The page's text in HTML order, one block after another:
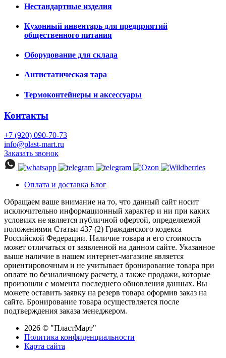
Нестандартные изделия
Кухонный инвентарь для предприятий
общественного питания
Оборудование для склада
Антистатическая тара
Термоконтейнеры и аксессуары
Контакты
+7 (920) 090-70-73
info@plast-mart.ru
Заказать звонок
Оплата и доставка Блог
Обращаем ваше внимание на то, что данный сайт носит
исключительно информационный характер и ни при каких
условиях не является публичной офертой, определяемой
положениями Статьи 437 (2) Гражданского кодекса
Российской Федерации. Наличие товара и его стоимость
может отличаться от заявленной на данном сайте. Указанное
выше наличие в нашем интернет-магазине является
ориентировочным и не учитывает бронирование товара при
оплате по безналичному расчету, а также продажи, которые
произошли с момента последнего обновления данных. Вы
можете оставить заявку на резерв товара оформив заказ на
сайте. Бронирование товара осуществляется после
подтверждения заказа менеджером.
2026 © "ПластМарт"
Политика конфиденциальности
Карта сайта